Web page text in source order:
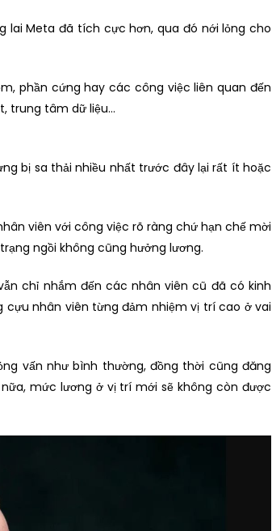
lai Meta đã tích cực hơn, qua đó nới lỏng cho
phần cứng hay các công việc liên quan đến
trung tâm dữ liệu…
bị sa thải nhiều nhất trước đây lại rất ít hoặc
viên với công việc rõ ràng chứ hạn chế mời
ngồi không cũng hưởng lương.
chỉ nhắm đến các nhân viên cũ đã có kinh
cựu nhân viên từng đảm nhiệm vị trí cao ở vai
vấn như bình thường, đồng thời cũng đăng
mức lương ở vị trí mới sẽ không còn được